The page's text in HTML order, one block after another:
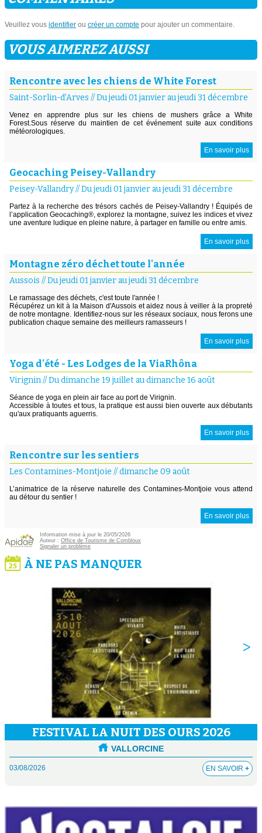
Veuillez vous identifier ou créer un compte pour ajouter un commentaire.
VOUS AIMEREZ AUSSI
Rencontre avec les chiens de White Forest
Saint-Sorlin-d'Arves //Du jeudi 01 janvier au jeudi 31 décembre
Venez en apprendre plus sur les chiens de mushers grâce a White
Forest.Sous réserve du maintien de cet événement suite aux conditions
météorologiques.
En savoir plus
Geocaching Peisey-Vallandry
Peisey-Vallandry//Du jeudi 01 janvier au jeudi 31 décembre
Partez à la recherche des trésors cachés de Peisey-Vallandry ! Équipés de
l’application Geocaching®, explorez la montagne, suivez les indices et vivez
une aventure ludique en pleine nature, à partager en famille ou entre amis.
En savoir plus
Montagne zéro déchet toute l'année
Aussois //Du jeudi 01 janvier au jeudi 31 décembre
Le ramassage des déchets, c'est toute l'année !
Récupérez un kit à la Maison d'Aussois et aidez nous à veiller à la propreté
de notre montagne. Identifiez-nous sur les réseaux sociaux, nous ferons une
publication chaque semaine des meilleurs ramasseurs !
En savoir plus
Yoga d'été - Les Lodges de la ViaRhôna
Virignin//Du dimanche 19 juillet au dimanche 16 août
Séance de yoga en plein air face au port de Virignin.
Accessible à toutes et tous, la pratique est aussi bien ouverte aux débutants
qu'aux pratiquants aguerris.
En savoir plus
Rencontre sur les sentiers
Les Contamines-Montjoie //dimanche 09 août
L’animatrice de la réserve naturelle des Contamines-Montjoie vous attend
au détour du sentier !
En savoir plus
Information mise à jour le 20/05/2026
Auteur : Office de Tourisme de Combloux
Signaler un problème
À NE PAS MANQUER
FESTIVAL LA NUIT DES OURS 2026
VALLORCINE
03/08/2026 EN SAVOIR +